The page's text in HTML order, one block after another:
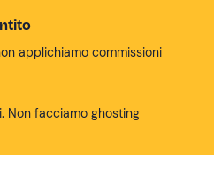
applichiamo commissioni
Non facciamo ghosting